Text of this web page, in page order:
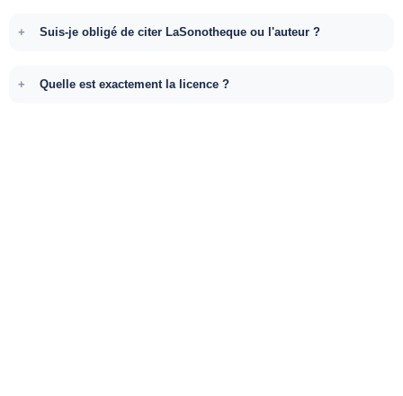
Suis-je obligé de citer LaSonotheque ou l'auteur ?
Quelle est exactement la licence ?